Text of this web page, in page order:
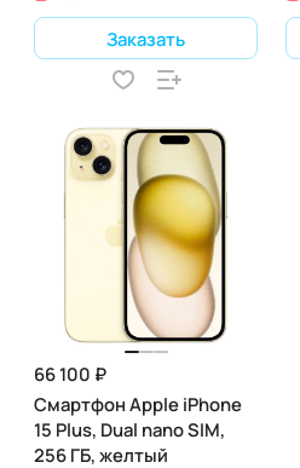
Заказать
66 100 ₽
Смартфон Apple iPhone
15 Plus, Dual nano SIM,
256 ГБ, желтый